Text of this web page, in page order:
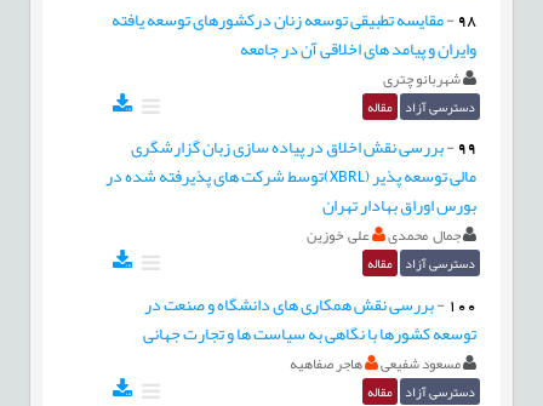
98
-مقایسه تطبیقی توسعه زنان درکشورهای توسعه یافته
وایران و پیامد های اخلاقی آن در جامعه
شهربانو چتری
دسترسی آزاد مقاله
99
-بررسی نقش اخلاق در پیاده سازی زبان گزارشگری
مالی توسعه پذیر (XBRL)توسط شرکت های پذیرفته شده در
بورس اوراق بهادار تهران
جمال محمدی علی خوزین
دسترسی آزاد مقاله
100
-بررسی نقش همکاری های دانشگاه و صنعت در
توسعه کشورها با نگاهی به سیاست ها و تجارت جهانی
مسعود شفیعی هاجر صفاهیه
دسترسی آزاد مقاله